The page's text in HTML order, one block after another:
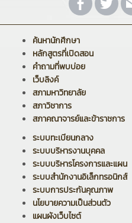
ค้นหานักศึกษา
หลักสูตรที่เปิดสอน
คำถามที่พบบ่อย
เว็บลิงค์
สภามหาวิทยาลัย
สภาวิชาการ
สภาคณาจารย์และข้าราชการ
ระบบทะเบียนกลาง
ระบบบริหารงานบุคคล
ระบบบริหารโครงการและแผน
ระบบสำนักงานอิเล็กทรอนิกส์
ระบบการประกันคุณภาพ
นโยบายความเป็นส่วนตัว
แผนผังเว็บไซต์